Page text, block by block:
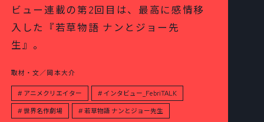
ビュー連載の第2回目は、最高に感情移
入した『若草物語 ナンとジョー先
生』。
取材・文／岡本大介
アニメクリエイター インタビュー_FebriTALK
世界名作劇場 若草物語 ナンとジョー先生